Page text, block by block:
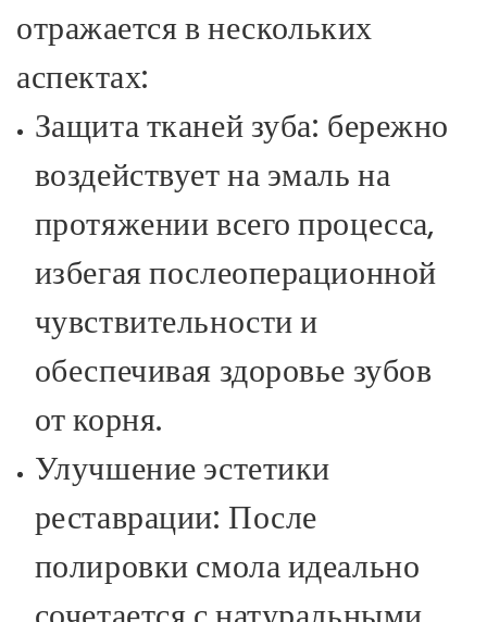
отражается в нескольких
аспектах:
Защита тканей зуба: бережно
воздействует на эмаль на
протяжении всего процесса,
избегая послеоперационной
чувствительности и
обеспечивая здоровье зубов
от корня.
Улучшение эстетики
реставрации: После
полировки смола идеально